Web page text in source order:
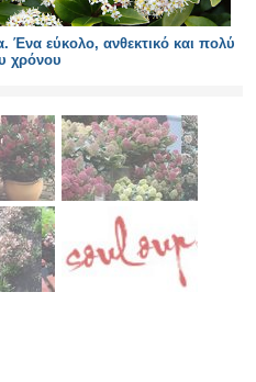
Ένα εύκολο, ανθεκτικό και πολύ
χρόνου